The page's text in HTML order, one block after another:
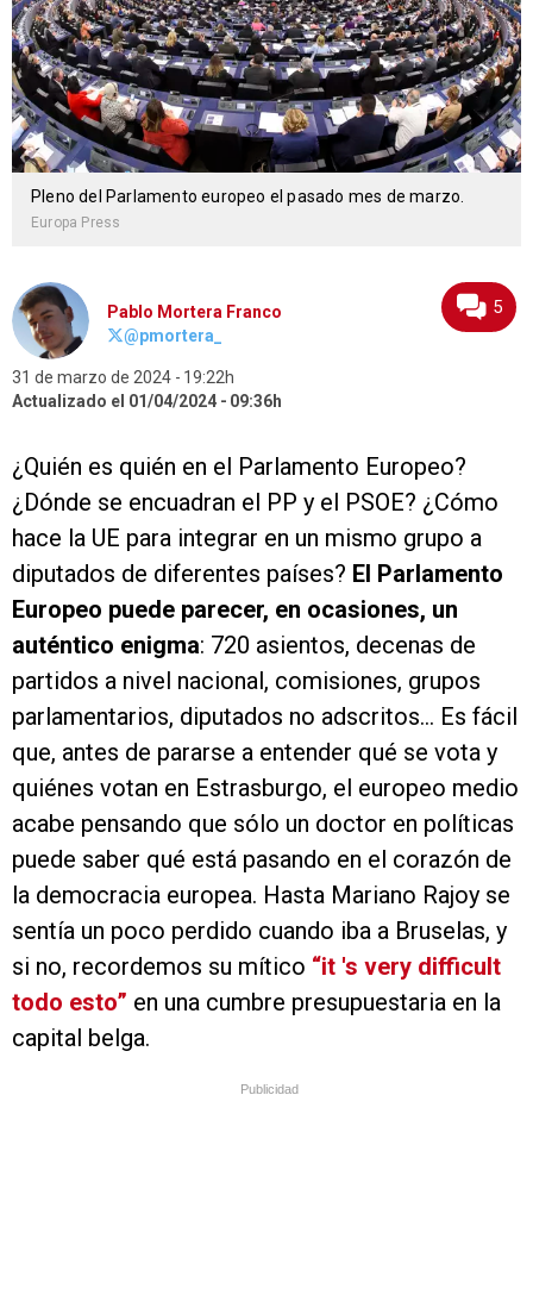
Pleno del Parlamento europeo el pasado mes de marzo.
Europa Press
Pablo Mortera Franco
@pmortera_
31 de marzo de 2024
19:22h
Actualizado el 01/04/2024
09:36h
5
¿Quién es quién en el Parlamento Europeo?
¿Dónde se encuadran el PP y el PSOE? ¿Cómo
hace la UE para integrar en un mismo grupo a
diputados de diferentes países? El Parlamento
Europeo puede parecer, en ocasiones, un
auténtico enigma: 720 asientos, decenas de
partidos a nivel nacional, comisiones, grupos
parlamentarios, diputados no adscritos… Es fácil
que, antes de pararse a entender qué se vota y
quiénes votan en Estrasburgo, el europeo medio
acabe pensando que sólo un doctor en políticas
puede saber qué está pasando en el corazón de
la democracia europea. Hasta Mariano Rajoy se
sentía un poco perdido cuando iba a Bruselas, y
si no, recordemos su mítico “it 's very difficult
todo esto” en una cumbre presupuestaria en la
capital belga.
Publicidad